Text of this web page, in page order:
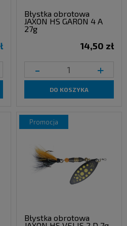
Błystka obrotowa
JAXON HS GARON 4 A
27g
14,50 zł
- +
DO KOSZYKA
Błystka obrotowa
promocja